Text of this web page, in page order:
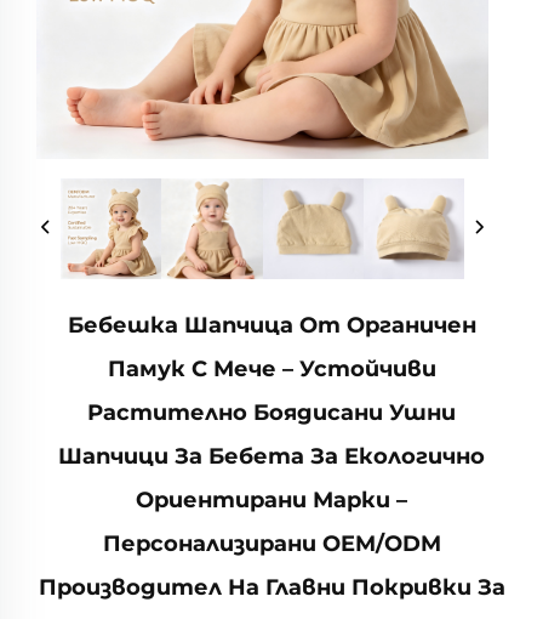
Бебешка Шапчица От Органичен
Памук С Мече – Устойчиви
Растително Боядисани Ушни
Шапчици За Бебета За Екологично
Ориентирани Марки –
Персонализирани OEM/ODM
Производител На Главни Покривки За